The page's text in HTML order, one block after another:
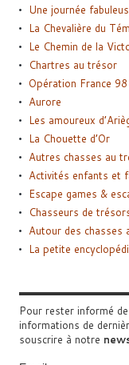
Une journée
La Chevalière du
Le Chemin de la
Chartres au trésor
Opération France 98
Aurore
Les amoureux
La Chouette d’Or
Autres chasses au
Activités enfants et
Escape games &
Chasseurs de
Autour des chasses
La petite
Pour rester informé
informations de
souscrire à notre